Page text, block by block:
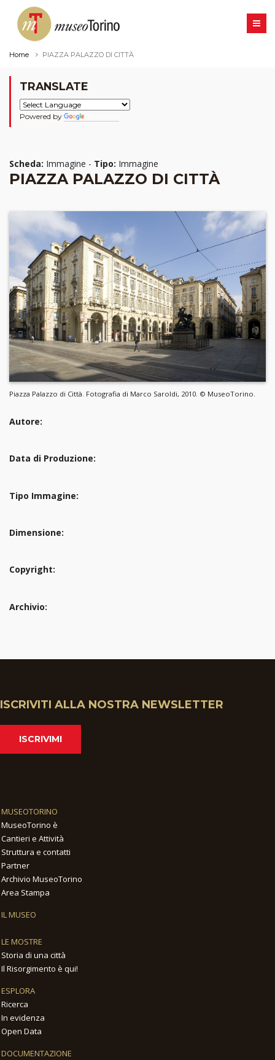
Home PIAZZA PALAZZO DI CITTÀ
TRANSLATE
Powered by
Scheda: Immagine - Tipo: Immagine
PIAZZA PALAZZO DI CITTÀ
Piazza Palazzo di Città. Fotografia di Marco Saroldi, 2010. © MuseoTorino.
Autore:
Data di Produzione:
Tipo Immagine:
Dimensione:
Copyright:
Archivio:
ISCRIVITI ALLA NOSTRA NEWSLETTER
ISCRIVIMI
MUSEOTORINO
MuseoTorino è
Cantieri e Attività
Struttura e contatti
Partner
Archivio MuseoTorino
Area Stampa
IL MUSEO
LE MOSTRE
Storia di una città
Il Risorgimento è qui!
ESPLORA
Ricerca
In evidenza
Open Data
DOCUMENTAZIONE